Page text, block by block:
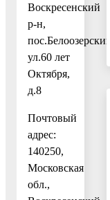
Воскресенский
р-н,
пос.Белоозерский,
ул.60 лет
Октября,
д.8
Почтовый
адрес:
140250,
Московская
обл.,